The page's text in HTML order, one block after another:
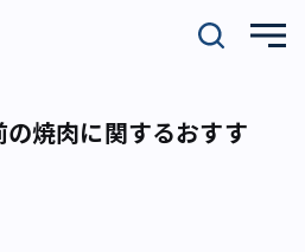
焼肉に関するおすす